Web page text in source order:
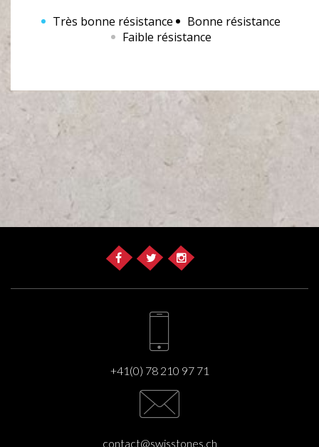
Très bonne résistance
Bonne résistance
Faible résistance
+41(0) 78 210 97 71
contact@swisstones.ch